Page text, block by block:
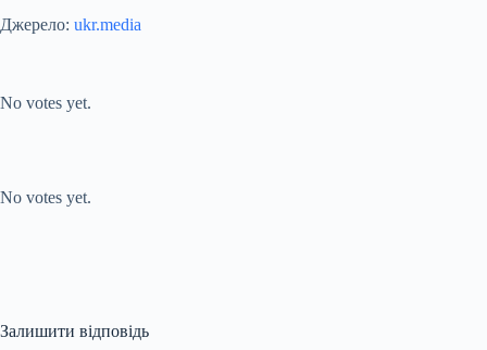
Джерело: ukr.media
No votes yet.
No votes yet.
Залишити відповідь